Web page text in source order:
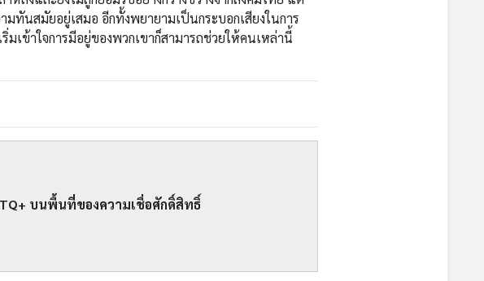
ทันสมัยอยู่เสมอ อีกทั้งพยายามเป็นกระบอกเสียงในการ
เข้าใจการมีอยู่ของพวกเขาก็สามารถช่วยให้คนเหล่านี้
บนพื้นที่ของความเชื่อศักดิ์สิทธิ์